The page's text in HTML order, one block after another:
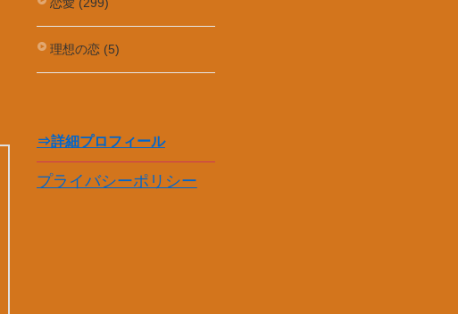
理想の恋 (5)
⇒詳細プロフィール
プライバシーポリシー